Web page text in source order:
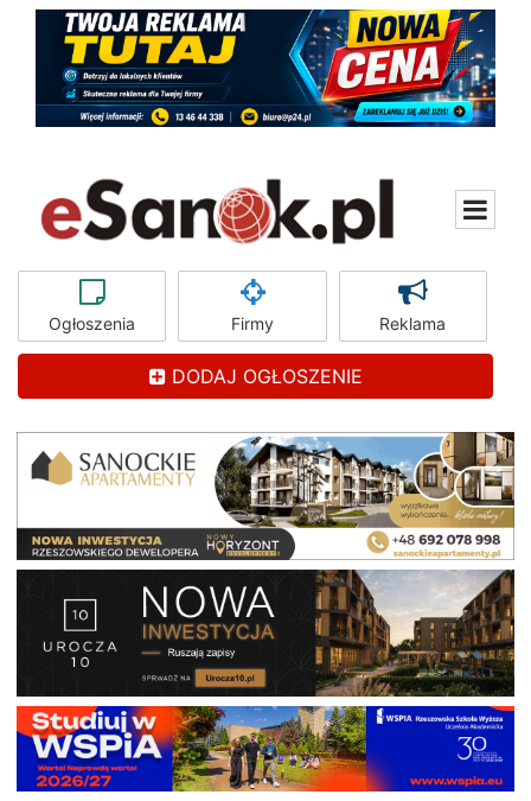
Ogłoszenia Firmy Reklama
DODAJ OGŁOSZENIE